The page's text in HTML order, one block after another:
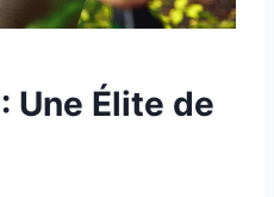
Une Élite de